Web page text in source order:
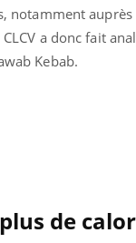
notamment auprès
a donc fait
Kebab.
de